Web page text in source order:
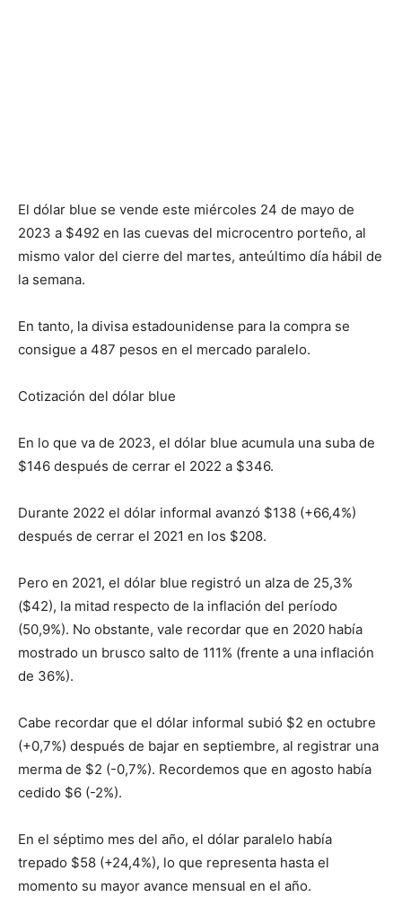
El dólar blue se vende este miércoles 24 de mayo de
2023 a $492 en las cuevas del microcentro porteño, al
mismo valor del cierre del martes, anteúltimo día hábil de
la semana.
En tanto, la divisa estadounidense para la compra se
consigue a 487 pesos en el mercado paralelo.
Cotización del dólar blue
En lo que va de 2023, el dólar blue acumula una suba de
$146 después de cerrar el 2022 a $346.
Durante 2022 el dólar informal avanzó $138 (+66,4%)
después de cerrar el 2021 en los $208.
Pero en 2021, el dólar blue registró un alza de 25,3%
($42), la mitad respecto de la inflación del período
(50,9%). No obstante, vale recordar que en 2020 había
mostrado un brusco salto de 111% (frente a una inflación
de 36%).
Cabe recordar que el dólar informal subió $2 en octubre
(+0,7%) después de bajar en septiembre, al registrar una
merma de $2 (-0,7%). Recordemos que en agosto había
cedido $6 (-2%).
En el séptimo mes del año, el dólar paralelo había
trepado $58 (+24,4%), lo que representa hasta el
momento su mayor avance mensual en el año.